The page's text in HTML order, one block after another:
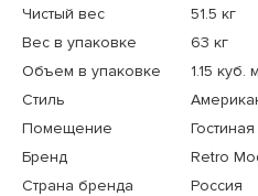
Чистый вес
51.5 кг
Вес в упаковке
63 кг
Объем в упаковке
1.15 куб. м
Стиль
Помещение
Гостиная
Бренд
Retro
Страна бренда
Россия